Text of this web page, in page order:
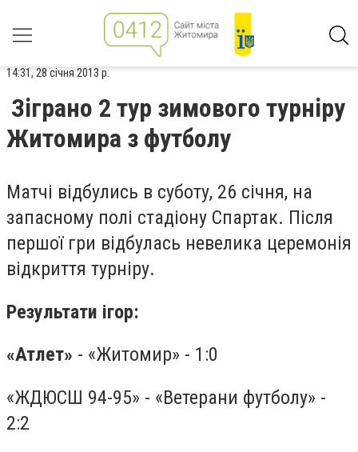
14:31, 28 січня 2013 р.
Зіграно 2 тур зимового турніру
Житомира з футболу
Матчі відбулись в суботу, 26 січня, на
запасному полі стадіону Спартак. Після
першої гри відбулась невелика церемонія
відкриття турніру.
Результати ігор:
«Атлет» - «Житомир» - 1:0
«ЖДЮСШ 94-95» - «Ветерани футболу» -
2:2